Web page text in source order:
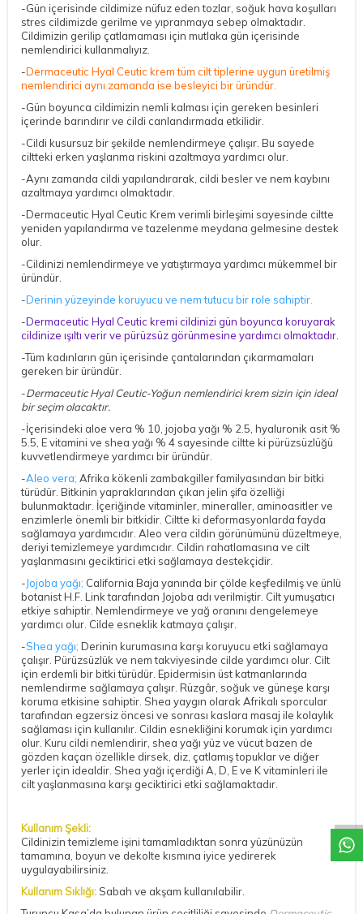
-Gün içerisinde cildimize nüfuz eden tozlar, soğuk hava koşulları
stres cildimizde gerilme ve yıpranmaya sebep olmaktadır.
Cildimizin gerilip çatlamaması için mutlaka gün içerisinde
nemlendirici kullanmalıyız.
-Dermaceutic Hyal Ceutic krem tüm cilt tiplerine uygun üretilmiş
nemlendirici aynı zamanda ise besleyici bir üründür.
-Gün boyunca cildimizin nemli kalması için gereken besinleri
içerinde barındırır ve cildi canlandırmada etkilidir.
-Cildi kusursuz bir şekilde nemlendirmeye çalışır. Bu sayede
ciltteki erken yaşlanma riskini azaltmaya yardımcı olur.
-Aynı zamanda cildi yapılandırarak, cildi besler ve nem kaybını
azaltmaya yardımcı olmaktadır.
-Dermaceutic Hyal Ceutic Krem verimli birleşimi sayesinde ciltte
yeniden yapılandırma ve tazelenme meydana gelmesine destek
olur.
-Cildinizi nemlendirmeye ve yatıştırmaya yardımcı mükemmel bir
üründür.
-Derinin yüzeyinde koruyucu ve nem tutucu bir role sahiptir.
-Dermaceutic Hyal Ceutic kremi cildinizi gün boyunca koruyarak
cildinize ışıltı verir ve pürüzsüz görünmesine yardımcı olmaktadır.
-Tüm kadınların gün içerisinde çantalarından çıkarmamaları
gereken bir üründür.
-Dermaceutic Hyal Ceutic-Yoğun nemlendirici krem sizin için ideal
bir seçim olacaktır.
-İçerisindeki aloe vera % 10, jojoba yağı % 2.5, hyaluronik asit %
5.5, E vitamini ve shea yağı % 4 sayesinde ciltte ki pürüzsüzlüğü
kuvvetlendirmeye yardımcı bir üründür.
-Aleo vera; Afrika kökenli zambakgiller familyasından bir bitki
türüdür. Bitkinin yapraklarından çıkan jelin şifa özelliği
bulunmaktadır. İçeriğinde vitaminler, mineraller, aminoasitler ve
enzimlerle önemli bir bitkidir. Ciltte ki deformasyonlarda fayda
sağlamaya yardımcıdır. Aleo vera cildin görünümünü düzeltmeye,
deriyi temizlemeye yardımcıdır. Cildin rahatlamasına ve cilt
yaşlanmasını geciktirici etki sağlamaya destekçidir.
-Jojoba yağı; California Baja yanında bir çölde keşfedilmiş ve ünlü
botanist H.F. Link tarafından Jojoba adı verilmiştir. Cilt yumuşatıcı
etkiye sahiptir. Nemlendirmeye ve yağ oranını dengelemeye
yardımcı olur. Cilde esneklik katmaya çalışır.
-Shea yağı; Derinin kurumasına karşı koruyucu etki sağlamaya
çalışır. Pürüzsüzlük ve nem takviyesinde cilde yardımcı olur. Cilt
için erdemli bir bitki türüdür. Epidermisin üst katmanlarında
nemlendirme sağlamaya çalışır. Rüzgâr, soğuk ve güneşe karşı
koruma etkisine sahiptir. Shea yaygın olarak Afrikalı sporcular
tarafından egzersiz öncesi ve sonrası kaslara masaj ile kolaylık
sağlaması için kullanılır. Cildin esnekliğini korumak için yardımcı
olur. Kuru cildi nemlendirir, shea yağı yüz ve vücut bazen de
gözden kaçan özellikle dirsek, diz, çatlamış topuklar ve diğer
yerler için idealdir. Shea yağı içerdiği A, D, E ve K vitaminleri ile
cilt yaşlanmasına karşı geciktirici etki sağlamaktadır.
Kullanım Şekli:
Cildinizin temizleme işini tamamladıktan sonra yüzünüzün
tamamına, boyun ve dekolte kısmına iyice yedirerek
uygulayabilirsiniz.
Kullanım Sıklığı: Sabah ve akşam kullanılabilir.